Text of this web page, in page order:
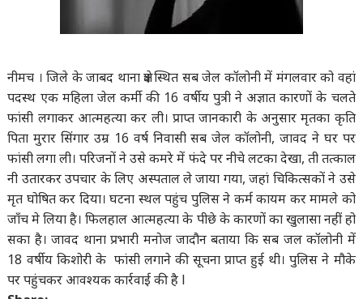
नीमच । जिले के जाबद थाना क्षेत्र स्थित सब जेल कॉलोनी में मंगलवार को वहां
पदस्थ एक महिला जेल कर्मी की 16 वर्षीय पुत्री ने अज्ञात कारणों के चलते
फांसी लगाकर आत्महत्या कर ली। प्राप्त जानकारी के अनुसार मृतका कृति
पिता मुरार सिंगार उम्र 16 वर्ष निवासी सब जेल कॉलोनी, जावद ने घर पर
फांसी लगा ली। परिजनों ने उसे कमरे में फंदे पर नीचे लटका देखा, ती तत्काल
नी उतारकर उपचार के लिए अस्पताल ले जाया गया, जहां चिकित्सकों ने उसे
मृत घोषित कर दिया। घटना स्थल पहुंच पुलिस ने कर्म कायम कर मामले को
जाँच मे लिया है। फिलहाल आत्महत्या के पीछे के कारणों का खुलासा नहीं हो
सका है। जावद थाना प्रभारी मनोज जादौन बताया कि सब जल कॉलोनी में
18 वर्षीय किशोरी के फांसी लगाने की सूचना प्राप्त हुई थी। पुलिस ने मौके
पर पहुंचकर आवश्यक कार्रवाई की है l